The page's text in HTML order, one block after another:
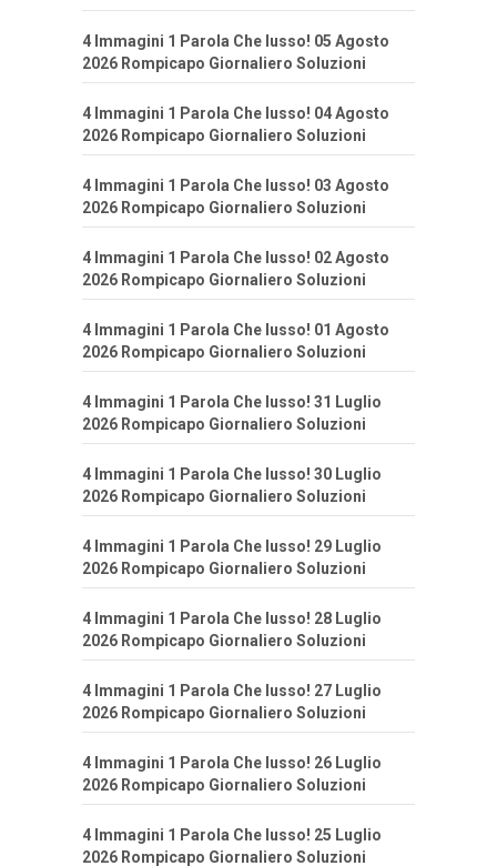
4 Immagini 1 Parola Che lusso! 05 Agosto
2026 Rompicapo Giornaliero Soluzioni
4 Immagini 1 Parola Che lusso! 04 Agosto
2026 Rompicapo Giornaliero Soluzioni
4 Immagini 1 Parola Che lusso! 03 Agosto
2026 Rompicapo Giornaliero Soluzioni
4 Immagini 1 Parola Che lusso! 02 Agosto
2026 Rompicapo Giornaliero Soluzioni
4 Immagini 1 Parola Che lusso! 01 Agosto
2026 Rompicapo Giornaliero Soluzioni
4 Immagini 1 Parola Che lusso! 31 Luglio
2026 Rompicapo Giornaliero Soluzioni
4 Immagini 1 Parola Che lusso! 30 Luglio
2026 Rompicapo Giornaliero Soluzioni
4 Immagini 1 Parola Che lusso! 29 Luglio
2026 Rompicapo Giornaliero Soluzioni
4 Immagini 1 Parola Che lusso! 28 Luglio
2026 Rompicapo Giornaliero Soluzioni
4 Immagini 1 Parola Che lusso! 27 Luglio
2026 Rompicapo Giornaliero Soluzioni
4 Immagini 1 Parola Che lusso! 26 Luglio
2026 Rompicapo Giornaliero Soluzioni
4 Immagini 1 Parola Che lusso! 25 Luglio
2026 Rompicapo Giornaliero Soluzioni